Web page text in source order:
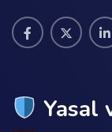
Yasal